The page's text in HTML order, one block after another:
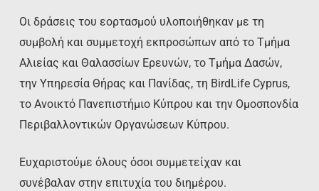
Οι δράσεις του εορτασμού υλοποιήθηκαν με τη
συμβολή και συμμετοχή εκπροσώπων από το Τμήμα
Αλιείας και Θαλασσίων Ερευνών, το Τμήμα Δασών,
την Υπηρεσία Θήρας και Πανίδας, τη BirdLife Cyprus,
το Ανοικτό Πανεπιστήμιο Κύπρου και την Ομοσπονδία
Περιβαλλοντικών Οργανώσεων Κύπρου.
Ευχαριστούμε όλους όσοι συμμετείχαν και
συνέβαλαν στην επιτυχία του διημέρου.